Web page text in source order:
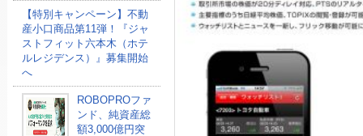
【特別キャンペーン】不動
産小口商品第11弾！『ジャ
ストフィット六本木（ホテ
ルレジデンス）』募集開始
へ
ROBOPROファ
ンド、純資産総
額3,000億円突